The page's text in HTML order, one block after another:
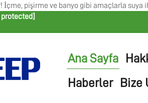
pişirme ve banyo gibi amaçlarla suya
Ana Sayfa
Haberler
Bize